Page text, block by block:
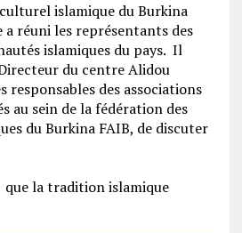
islamique du Burkina
a réuni les représentants des
islamiques du pays. Il
du centre Alidou
responsables des associations
au sein de la fédération des
du Burkina FAIB, de discuter
islamique